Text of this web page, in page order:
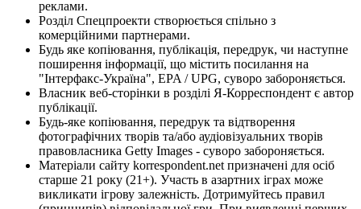
реклами.
Розділ Спецпроекти створюється спільно з
комерційними партнерами.
Будь яке копіювання, публікація, передрук, чи наступне
поширення інформації, що містить посилання на
"Інтерфакс-Україна", EPA / UPG, суворо забороняється.
Власник веб-сторінки в розділі Я-Корреспондент є автор
публікації.
Будь-яке копіювання, передрук та відтворення
фотографічних творів та/або аудіовізуальних творів
правовласника Getty Images - суворо забороняється.
Матеріали сайту korrespondent.net призначені для осіб
старше 21 року (21+). Участь в азартних іграх може
викликати ігрову залежність. Дотримуйтесь правил